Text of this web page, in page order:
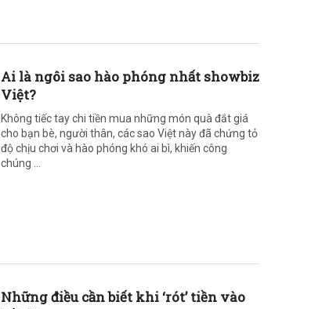
Ai là ngôi sao hào phóng nhất showbiz
Việt?
Không tiếc tay chi tiền mua những món quà đắt giá
cho bạn bè, người thân, các sao Việt này đã chứng tỏ
độ chịu chơi và hào phóng khó ai bì, khiến công
chúng ...
Những điều cần biết khi ‘rót’ tiền vào